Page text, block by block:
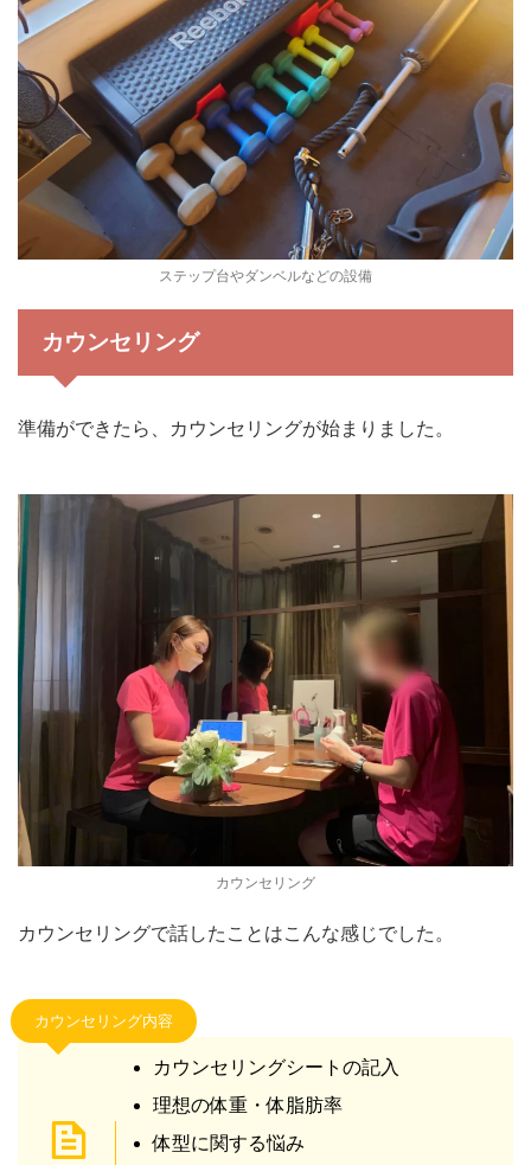
ステップ台やダンベルなどの設備
カウンセリング
準備ができたら、カウンセリングが始まりました。
カウンセリング
カウンセリングで話したことはこんな感じでした。
カウンセリング内容
カウンセリングシートの記入
理想の体重・体脂肪率
体型に関する悩み